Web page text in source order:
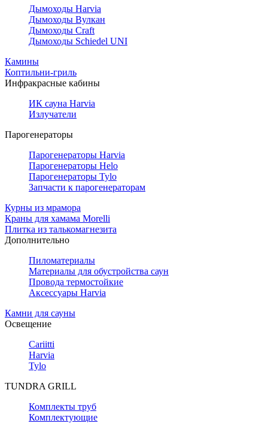
Дымоходы Harvia
Дымоходы Вулкан
Дымоходы Craft
Дымоходы Schiedel UNI
Камины
Коптильни-гриль
Инфракрасные кабины
ИК сауна Harvia
Излучатели
Парогенераторы
Парогенераторы Harvia
Парогенераторы Helo
Парогенераторы Tylo
Запчасти к парогенераторам
Курны из мрамора
Краны для хамама Morelli
Плитка из талькомагнезита
Дополнительно
Пиломатериалы
Материалы для обустройства саун
Провода термостойкие
Аксессуары Harvia
Камни для сауны
Освещение
Cariitti
Harvia
Tylo
TUNDRA GRILL
Комплекты труб
Комплектующие